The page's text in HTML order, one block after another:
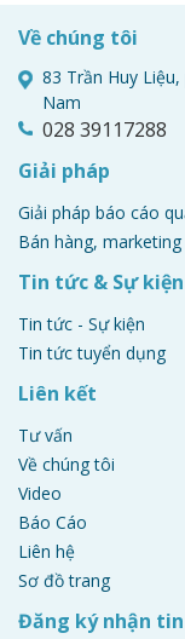
Về chúng tôi
83 Trần Huy
Nam
028 39117288
Giải pháp
Giải pháp báo cáo
Bán hàng,
Tin tức & Sự kiện
Tin tức - Sự kiện
Tin tức tuyển dụng
Liên kết
Tư vấn
Về chúng tôi
Video
Báo Cáo
Liên hệ
Sơ đồ trang
Đăng ký nhận tin